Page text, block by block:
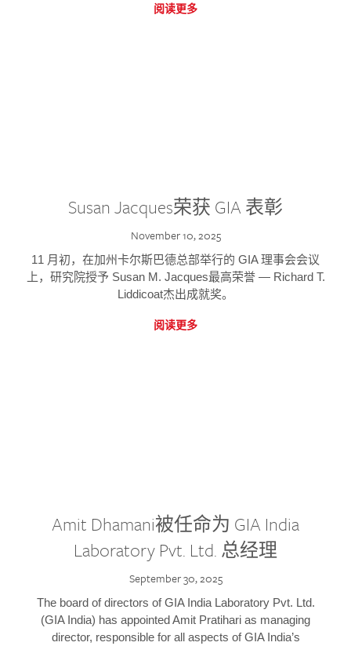
阅读更多
Susan Jacques荣获 GIA 表彰
November 10, 2025
11 月初，在加州卡尔斯巴德总部举行的 GIA 理事会会议
上，研究院授予 Susan M. Jacques最高荣誉 — Richard T.
Liddicoat杰出成就奖。
阅读更多
Amit Dhamani被任命为 GIA India
Laboratory Pvt. Ltd. 总经理
September 30, 2025
The board of directors of GIA India Laboratory Pvt. Ltd.
(GIA India) has appointed Amit Pratihari as managing
director, responsible for all aspects of GIA India’s